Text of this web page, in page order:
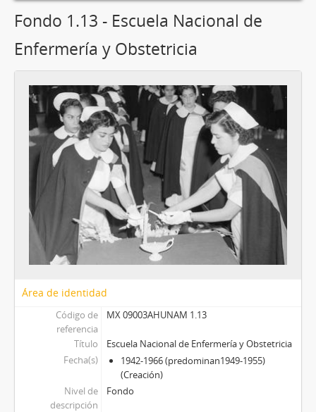
Fondo 1.13 - Escuela Nacional de
Enfermería y Obstetricia
Área de identidad
Código de
referencia
MX 09003AHUNAM 1.13
Título
Escuela Nacional de Enfermería y Obstetricia
Fecha(s)
1942-1966 (predominan1949-1955)
(Creación)
Nivel de
descripción
Fondo